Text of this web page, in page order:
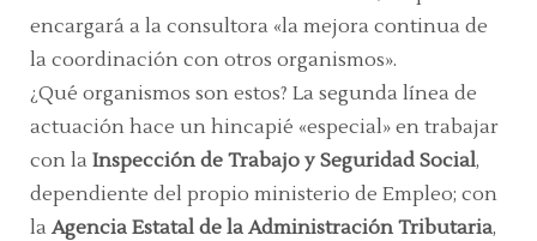
encargará a la consultora «la mejora continua de
la coordinación con otros organismos».
¿Qué organismos son estos? La segunda línea de
actuación hace un hincapié «especial» en trabajar
con la Inspección de Trabajo y Seguridad Social,
dependiente del propio ministerio de Empleo; con
la Agencia Estatal de la Administración Tributaria,